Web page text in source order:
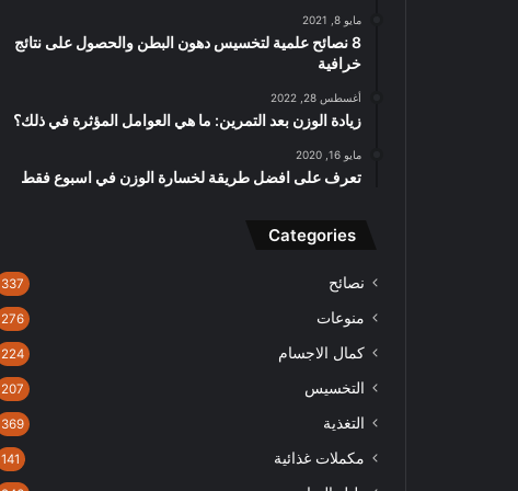
مايو 8, 2021
8 نصائح علمية لتخسيس دهون البطن والحصول على نتائج
خرافية
أغسطس 28, 2022
زيادة الوزن بعد التمرين: ما هي العوامل المؤثرة في ذلك؟
مايو 16, 2020
تعرف على افضل طريقة لخسارة الوزن في اسبوع فقط
Categories
نصائح 337
منوعات 276
كمال الاجسام 224
التخسيس 207
التغذية 369
مكملات غذائية 141